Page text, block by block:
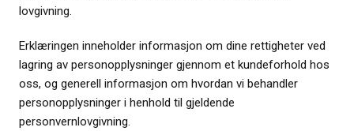
lovgivning.
Erklæringen inneholder informasjon om dine rettigheter ved
lagring av personopplysninger gjennom et kundeforhold hos
oss, og generell informasjon om hvordan vi behandler
personopplysninger i henhold til gjeldende
personvernlovgivning.